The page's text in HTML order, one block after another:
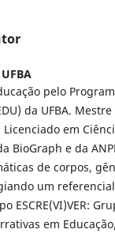
UFBA
pelo
da UFBA.
Licenciado em
BioGraph e da
de corpos,
um
ESCRE(VI)VER:
em